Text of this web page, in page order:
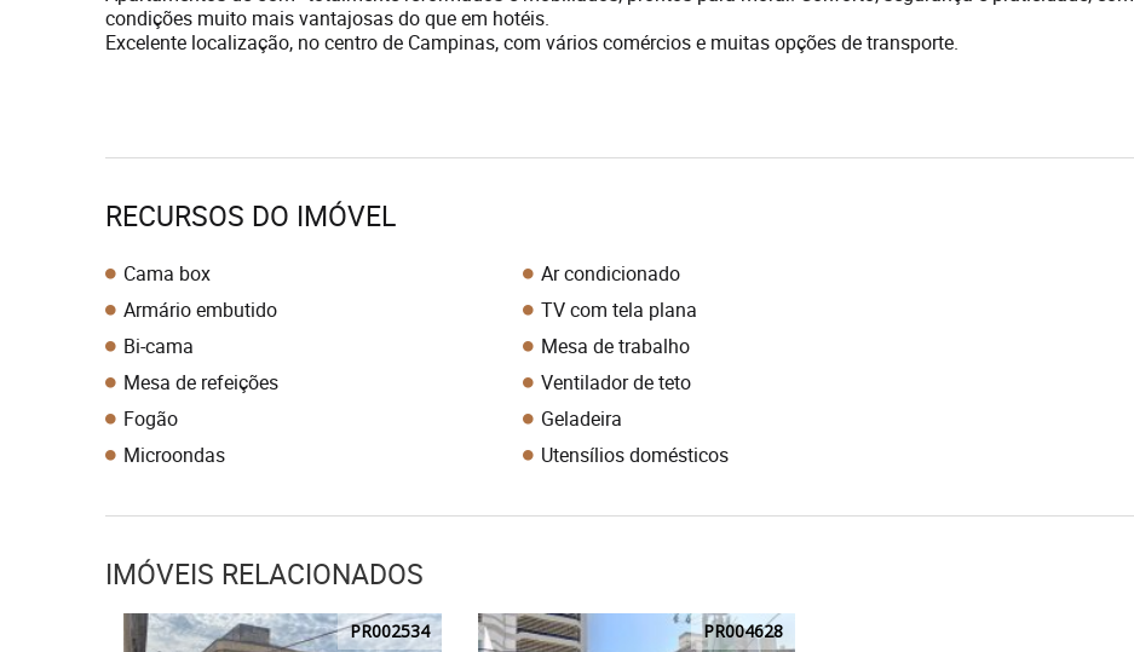
condições muito mais vantajosas do que em hotéis.
Excelente localização, no centro de Campinas, com vários comércios e muitas opções de transporte.
RECURSOS DO IMÓVEL
Cama box
Ar condicionado
Armário embutido
TV com tela plana
Bi-cama
Mesa de trabalho
Mesa de refeições
Ventilador de teto
Fogão
Geladeira
Microondas
Utensílios domésticos
IMÓVEIS RELACIONADOS
PR002534 PR004628